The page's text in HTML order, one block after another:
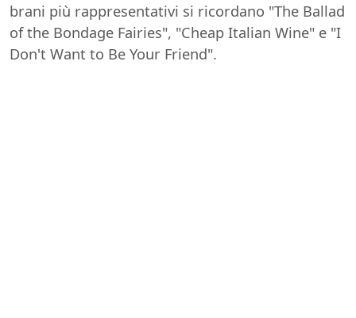
brani più rappresentativi si ricordano "The Ballad
of the Bondage Fairies", "Cheap Italian Wine" e "I
Don't Want to Be Your Friend".